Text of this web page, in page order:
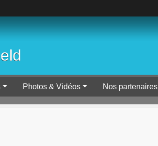
Photos & Vidéos Nos partenaires